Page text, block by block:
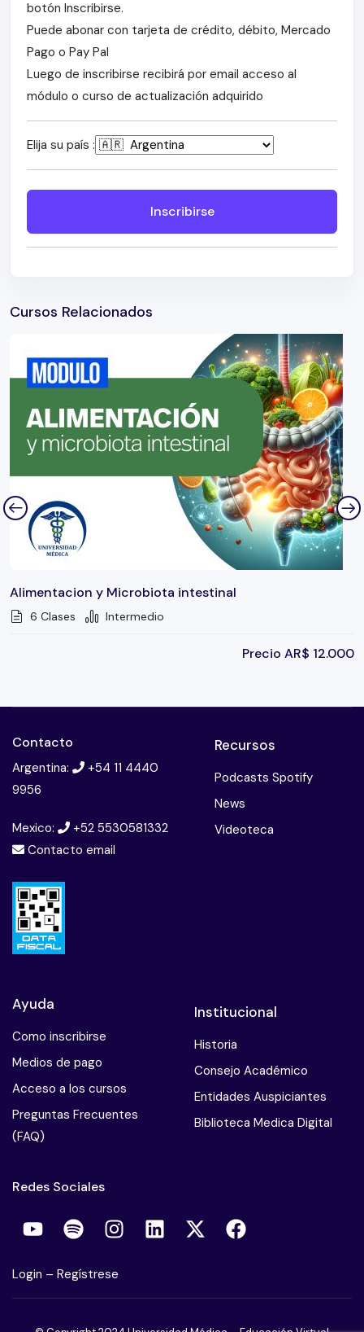
botón Inscribirse.
Puede abonar con tarjeta de crédito, débito, Mercado
Pago o Pay Pal
Luego de inscribirse recibirá por email acceso al
módulo o curso de actualización adquirido
Elija su país :
Inscribirse
Cursos Relacionados
Alimentacion y Microbiota intestinal
6 Clases Intermedio
Precio AR$ 12.000
Contacto
Argentina:
+54 11 4440
9956
Mexico:
+52 5530581332
Contacto email
Recursos
Podcasts Spotify
News
Videoteca
Ayuda
Como inscribirse
Medios de pago
Acceso a los cursos
Preguntas Frecuentes
(FAQ)
Institucional
Historia
Consejo Académico
Entidades Auspiciantes
Biblioteca Medica Digital
Redes Sociales
Login – Regístrese